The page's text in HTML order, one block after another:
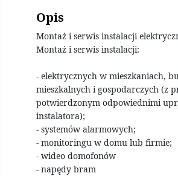
Opis
Montaż i serwis instalacji
Montaż i serwis instalacji:
- elektrycznych w mieszkaniach,
mieszkalnych i gospodarczych (z
potwierdzonym odpowiednimi
instalatora);
- systemów alarmowych;
- monitoringu w domu lub firmie;
- wideo domofonów
- napędy bram